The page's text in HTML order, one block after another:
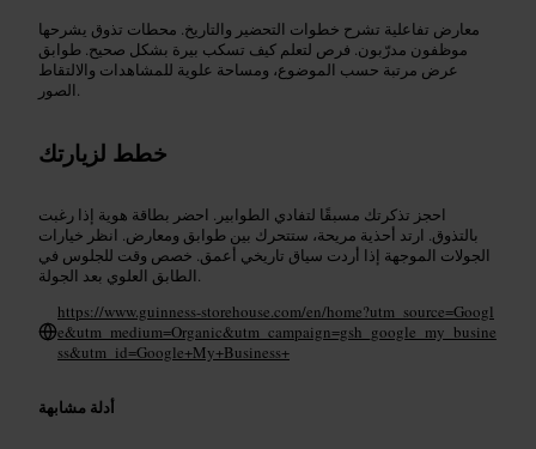
معارض تفاعلية تشرح خطوات التحضير والتاريخ. محطات تذوق يشرحها
موظفون مدرّبون. فرص لتعلم كيف تسكب بيرة بشكل صحيح. طوابق
عرض مرتبة حسب الموضوع، ومساحة علوية للمشاهدات والالتقاط
الصور.
خطط لزيارتك
احجز تذكرتك مسبقًا لتفادي الطوابير. احضر بطاقة هوية إذا رغبت
بالتذوق. ارتد أحذية مريحة، ستتحرك بين طوابق ومعارض. انظر خيارات
الجولات الموجهة إذا أردت سياق تاريخي أعمق. خصص وقت للجلوس في
الطابق العلوي بعد الجولة.
https://www.guinness-storehouse.com/en/home?utm_source=Googl
e&utm_medium=Organic&utm_campaign=gsh_google_my_busine
ss&utm_id=Google+My+Business+
أدلة مشابهة